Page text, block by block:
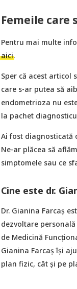
Femeile care
Pentru mai multe
aici.
Sper că acest articol
care s-ar putea să
endometrioza nu
la pachet
Ai fost diagnosticată
Ne-ar plăcea să
simptomele sau ce
Cine este dr.
Dr. Gianina Farcaș
dezvoltare
de Medicină
Gianina Farcaș își
plan fizic, cât și pe